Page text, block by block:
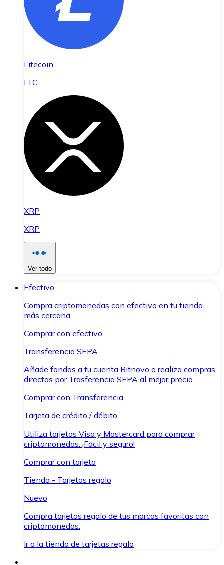
Litecoin
LTC
XRP
XRP
Ver todo
Efectivo
Compra criptomonedas con efectivo en tu tienda
más cercana.
Comprar con efectivo
Transferencia SEPA
Añade fondos a tu cuenta Bitnovo o realiza compras
directas por Trasferencia SEPA al mejor precio.
Comprar con Transferencia
Tarjeta de crédito / débito
Utiliza tarjetas Visa y Mastercard para comprar
criptomonedas. ¡Fácil y seguro!
Comprar con tarjeta
Tienda - Tarjetas regalo
Nuevo
Compra tarjetas regalo de tus marcas favoritas con
criptomonedas.
Ir a la tienda de tarjetas regalo